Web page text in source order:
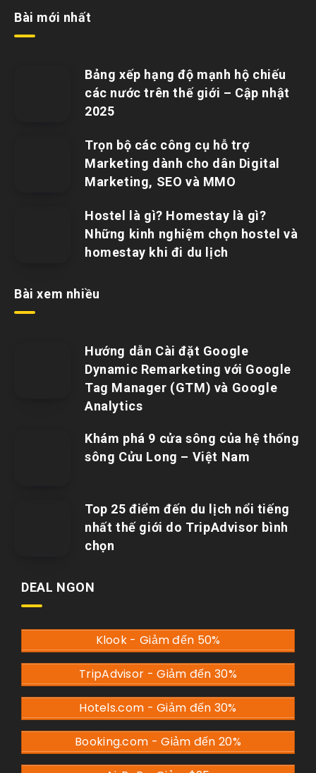
Bài mới nhất
Bảng xếp hạng độ mạnh hộ chiếu
các nước trên thế giới – Cập nhật
2025
Trọn bộ các công cụ hỗ trợ
Marketing dành cho dân Digital
Marketing, SEO và MMO
Hostel là gì? Homestay là gì?
Những kinh nghiệm chọn hostel và
homestay khi đi du lịch
Bài xem nhiều
Hướng dẫn Cài đặt Google
Dynamic Remarketing với Google
Tag Manager (GTM) và Google
Analytics
Khám phá 9 cửa sông của hệ thống
sông Cửu Long – Việt Nam
Top 25 điểm đến du lịch nổi tiếng
nhất thế giới do TripAdvisor bình
chọn
DEAL NGON
Klook - Giảm đến 50%
TripAdvisor - Giảm đến 30%
Hotels.com - Giảm đến 30%
Booking.com - Giảm đến 20%